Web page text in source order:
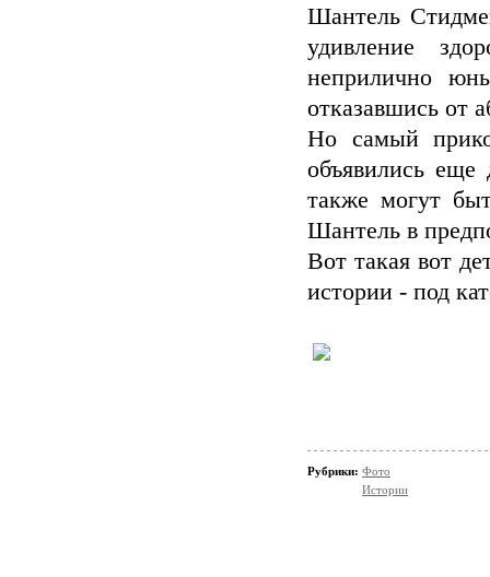
Шантель
удивление
неприлично
отказавшись от
Но самый
объявились еще
также могут
Шантель в
Вот такая вот
истории - под
Рубрики: Фото
Истории